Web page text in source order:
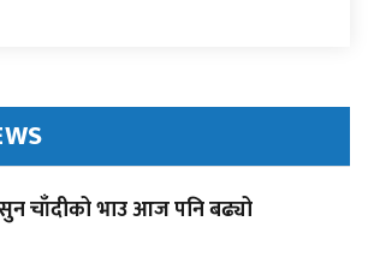
चाँदीको भाउ आज पनि बढ्यो